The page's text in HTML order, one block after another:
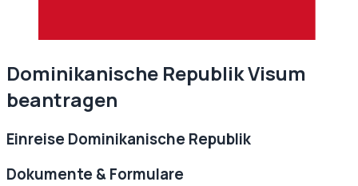
Dominikanische RepublikVisum
beantragen
Einreise Dominikanische Republik
Dokumente & Formulare